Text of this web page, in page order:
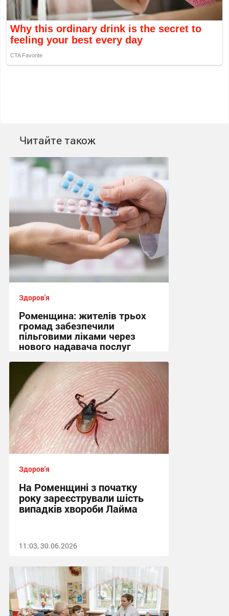
Читайте також
Здоров'я
Роменщина: жителів трьох
громад забезпечили
пільговими ліками через
нового надавача послуг
09:00, 15.07.2026
Здоров'я
На Роменщині з початку
року зареєстрували шість
випадків хвороби Лайма
11:03, 30.06.2026